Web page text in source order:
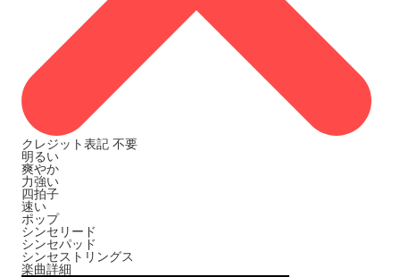
クレジット表記 不要
明るい
爽やか
力強い
四拍子
速い
ポップ
シンセリード
シンセパッド
シンセストリングス
楽曲詳細